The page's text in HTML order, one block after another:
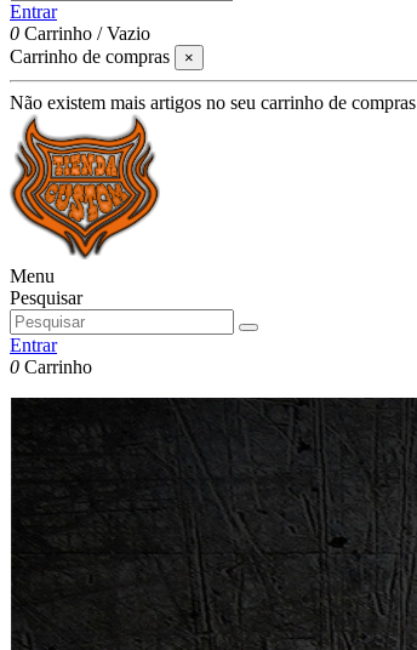
Entrar
0 Carrinho /Vazio
Carrinho de compras
×
Não existem mais artigos no seu carrinho de compras
Menu
Pesquisar
Entrar
0 Carrinho